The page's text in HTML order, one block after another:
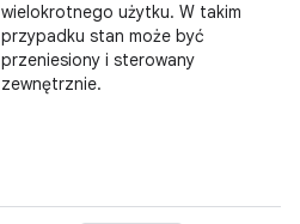
wielokrotnego użytku. W takim
przypadku stan może być
przeniesiony i sterowany
zewnętrznie.